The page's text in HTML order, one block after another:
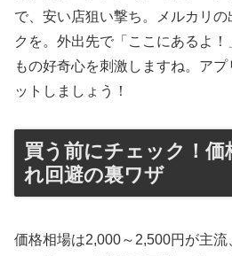
で、安い店狙い撃ち。メルカリ
クを。外出先で「ここにあるよ
もの好奇心を刺激しますね。ア
ットしましょう！
買う前にチェック！価
れ回避の裏ワザ
価格相場は2,000～2,500円が主